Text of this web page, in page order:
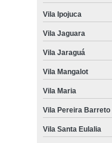
Vila Ipojuca
Vila Jaguara
Vila Jaraguá
Vila Mangalot
Vila Maria
Vila Pereira Barreto
Vila Santa Eulalia